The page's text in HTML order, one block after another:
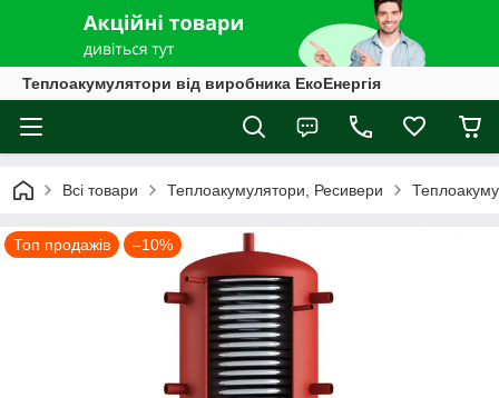
Теплоакумулятори від виробника ЕкоЕнергія
Всі товари Теплоакумулятори, Ресивери
Топ продажів –10%